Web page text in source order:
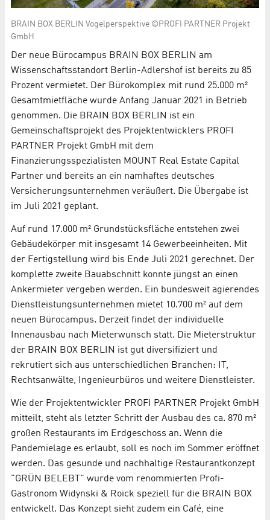
BRAIN BOX BERLIN Vogelperspektive ©PROFI PARTNER Projekt
GmbH
Der neue Bürocampus BRAIN BOX BERLIN am
Wissenschaftsstandort Berlin-Adlershof ist bereits zu 85
Prozent vermietet. Der Bürokomplex mit rund 25.000 m²
Gesamtmietfläche wurde Anfang Januar 2021 in Betrieb
genommen. Die BRAIN BOX BERLIN ist ein
Gemeinschaftsprojekt des Projektentwicklers PROFI
PARTNER Projekt GmbH mit dem
Finanzierungsspezialisten MOUNT Real Estate Capital
Partner und bereits an ein namhaftes deutsches
Versicherungsunternehmen veräußert. Die Übergabe ist
im Juli 2021 geplant.
Auf rund 17.000 m² Grundstücksfläche entstehen zwei
Gebäudekörper mit insgesamt 14 Gewerbeeinheiten. Mit
der Fertigstellung wird bis Ende Juli 2021 gerechnet. Der
komplette zweite Bauabschnitt konnte jüngst an einen
Ankermieter vergeben werden. Ein bundesweit agierendes
Dienstleistungsunternehmen mietet 10.700 m² auf dem
neuen Bürocampus. Derzeit findet der individuelle
Innenausbau nach Mieterwunsch statt. Die Mieterstruktur
der BRAIN BOX BERLIN ist gut diversifiziert und
rekrutiert sich aus unterschiedlichen Branchen: IT,
Rechtsanwälte, Ingenieurbüros und weitere Dienstleister.
Wie der Projektentwickler PROFI PARTNER Projekt GmbH
mitteilt, steht als letzter Schritt der Ausbau des ca. 870 m²
großen Restaurants im Erdgeschoss an. Wenn die
Pandemielage es erlaubt, soll es noch im Sommer eröffnet
werden. Das gesunde und nachhaltige Restaurantkonzept
"GRÜN BELEBT" wurde vom renommierten Profi-
Gastronom Widynski & Roick speziell für die BRAIN BOX
entwickelt. Das Konzept sieht zudem ein Café, eine